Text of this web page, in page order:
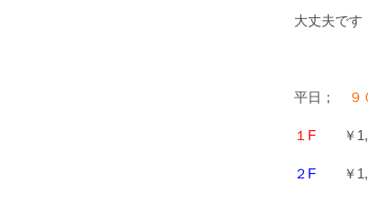
大丈夫です
平日；
１F ￥
２F ￥